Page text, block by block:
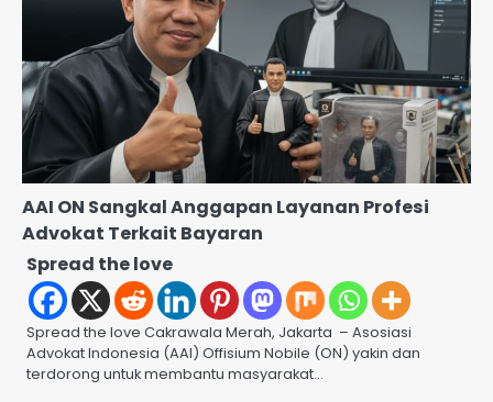
AAI ON Sangkal Anggapan Layanan Profesi
Advokat Terkait Bayaran
Spread the love
Spread the love Cakrawala Merah, Jakarta – Asosiasi
Advokat Indonesia (AAI) Offisium Nobile (ON) yakin dan
terdorong untuk membantu masyarakat…